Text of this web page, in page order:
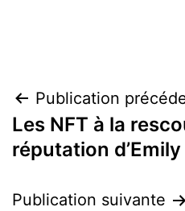
Navigation
de
Publication
Les NFT à la
réputation
Publication suivante